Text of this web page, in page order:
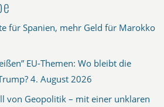
für Spanien, mehr Geld für Marokko
EU-Themen: Wo bleibt die
4. August 2026
von Geopolitik – mit einer unklaren